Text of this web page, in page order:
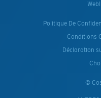
Politique De
Conditions
Déclaration
©